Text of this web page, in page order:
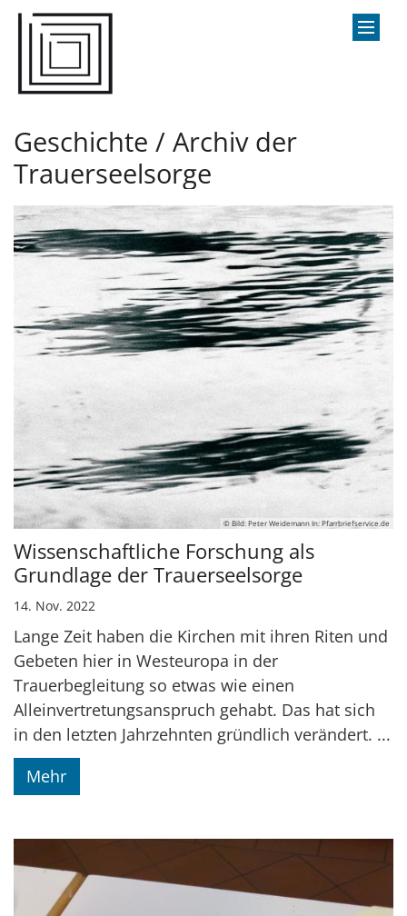
Zum Inhalt springen
Geschichte / Archiv der
Trauerseelsorge
© Bild: Peter Weidemann In: Pfarrbriefservice.de
Wissenschaftliche Forschung als
Grundlage der Trauerseelsorge
14. Nov. 2022
Lange Zeit haben die Kirchen mit ihren Riten und
Gebeten hier in Westeuropa in der
Trauerbegleitung so etwas wie einen
Alleinvertretungsanspruch gehabt. Das hat sich
in den letzten Jahrzehnten gründlich verändert. ...
Mehr